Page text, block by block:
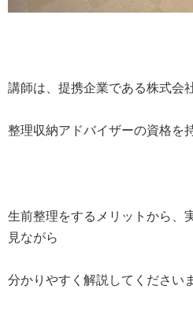
講師は、提携企業である株式会
整理収納アドバイザーの資格を
生前整理をするメリットから、
見ながら
分かりやすく解説してください